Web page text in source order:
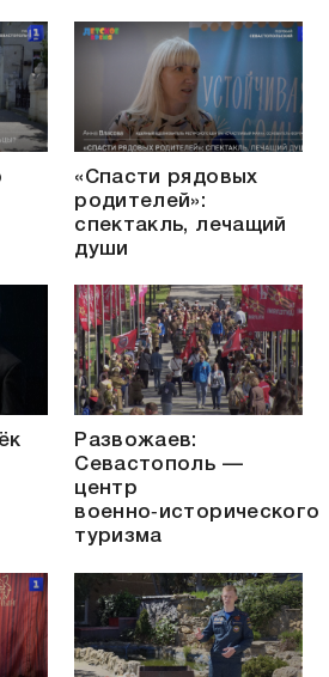
«Спасти рядовых
родителей»:
спектакль, лечащий
души
Развожаев:
Севастополь —
центр
военно‑исторического
туризма